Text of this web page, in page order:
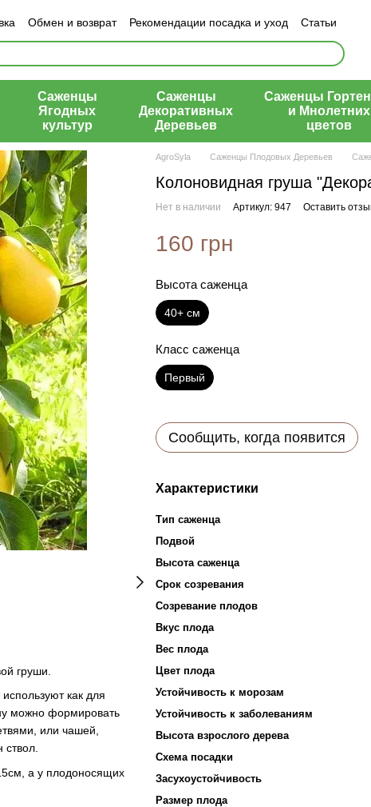
Обмен и возврат Рекомендации посадка и уход
Статьи
Саженцы
Ягодных
культур
Саженцы
Декоративных
Деревьев
Саженцы
и Мнолетних
цветов
груши.
как для
можно формировать
или чашей,
а у плодоносящих
AgroSyla Саженцы Плодовых Деревьев
Колоновидная груша
Нет в наличии Артикул: 947 Оставить
160 грн
Высота саженца
40+ см
Класс саженца
Первый
Сообщить, когда появится
Характеристики
Тип саженца
Подвой
Высота саженца
Срок созревания
Созревание плодов
Вкус плода
Вес плода
Цвет плода
Устойчивость к морозам
Устойчивость к заболеваниям
Высота взрослого дерева
Схема посадки
Засухоустойчивость
Размер плода